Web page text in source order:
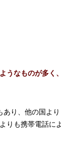
なものが多く
り、他の国よ
りも携帯電話に